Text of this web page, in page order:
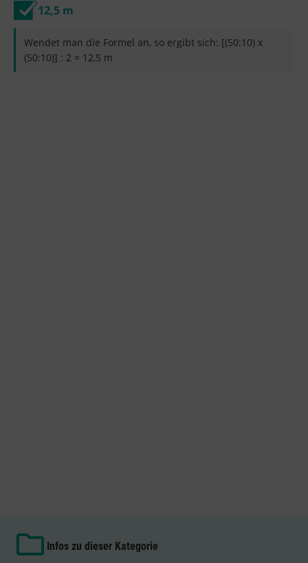
12,5 m
Wendet man die Formel an, so ergibt sich: [(50:10) x
(50:10)] : 2 = 12,5 m
Infos zu dieser Kategorie